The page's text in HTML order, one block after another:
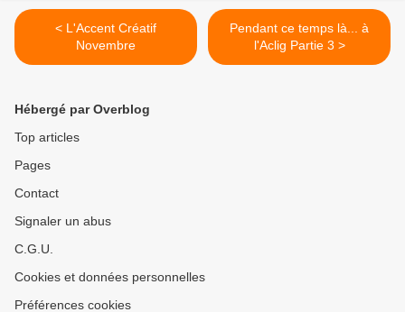
< L'Accent Créatif
Novembre
Pendant ce temps là... à
l'Aclig Partie 3 >
Hébergé par Overblog
Top articles
Pages
Contact
Signaler un abus
C.G.U.
Cookies et données personnelles
Préférences cookies